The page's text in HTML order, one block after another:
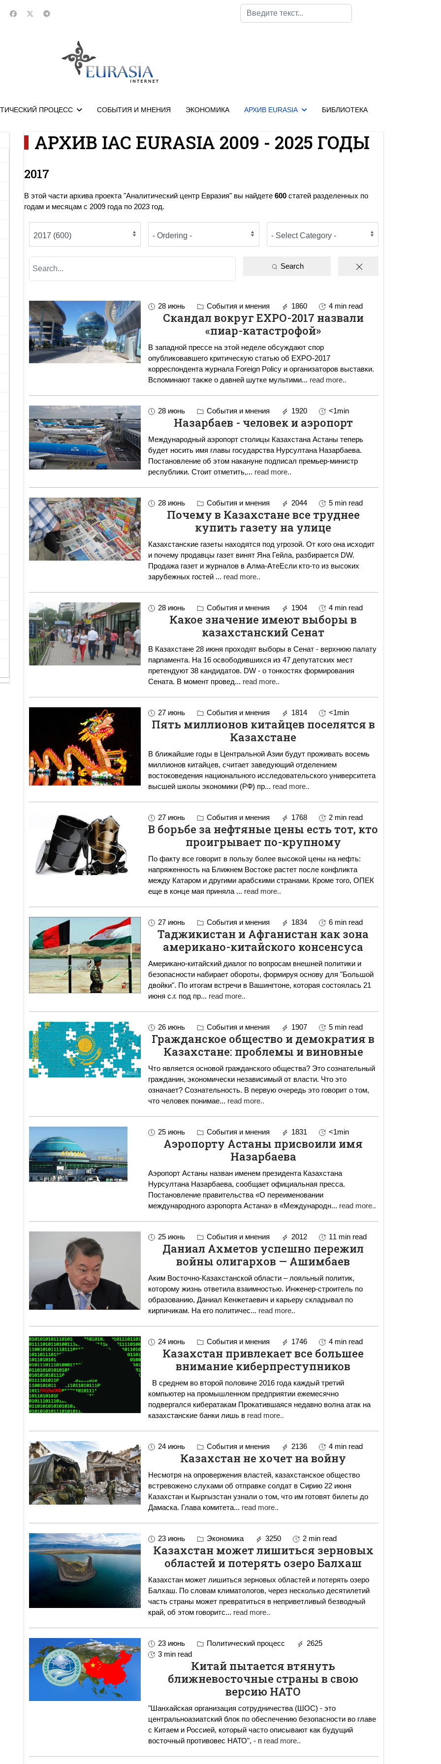
Поиск
ПРОЦЕСС СОБЫТИЯ И МНЕНИЯ ЭКОНОМИКА АРХИВ EURASIA БИБЛИОТЕКА
АРХИВ IAC EURASIA 2009 - 2025 ГОДЫ
2017
В этой части архива проекта "Аналитический центр Евразия" вы найдете 600 статей разделенных по
годам и месяцам с 2009 года по 2023 год.
Search
28 июнь События и мнения 1860 4 min read
Скандал вокруг ЕХРО-2017 назвали
«пиар-катастрофой»
В западной прессе на этой неделе обсуждают спор
опубликовавшего критическую статью об ЕХРО-2017
корреспондента журнала Foreign Policy и организаторов выставки.
Вспоминают также о давней шутке мультими... read more..
28 июнь События и мнения 1920 <1min
Назарбаев - человек и аэропорт
Международный аэропорт столицы Казахстана Астаны теперь
будет носить имя главы государства Нурсултана Назарбаева.
Постановление об этом накануне подписал премьер-министр
республики. Стоит отметить,... read more..
28 июнь События и мнения 2044 5 min read
Почему в Казахстане все труднее
купить газету на улице
Казахстанские газеты находятся под угрозой. От кого она исходит
и почему продавцы газет винят Яна Гейла, разбирается DW.
Продажа газет и журналов в Алма-АтеЕсли кто-то из высоких
зарубежных гостей ... read more..
28 июнь События и мнения 1904 4 min read
Какое значение имеют выборы в
казахстанский Сенат
В Казахстане 28 июня проходят выборы в Сенат - верхнюю палату
парламента. На 16 освободившихся из 47 депутатских мест
претендуют 38 кандидатов. DW - о тонкостях формирования
Сената. В момент провед... read more..
27 июнь События и мнения 1814 <1min
Пять миллионов китайцев поселятся в
Казахстане
В ближайшие годы в Центральной Азии будут проживать восемь
миллионов китайцев, считает заведующий отделением
востоковедения национального исследовательского университета
высшей школы экономики (РФ) пр... read more..
27 июнь События и мнения 1768 2 min read
В борьбе за нефтяные цены есть тот, кто
проигрывает по-крупному
По факту все говорит в пользу более высокой цены на нефть:
напряженность на Ближнем Востоке растет после конфликта
между Катаром и другими арабскими странами. Кроме того, ОПЕК
еще в конце мая приняла ... read more..
27 июнь События и мнения 1834 6 min read
Таджикистан и Афганистан как зона
американо-китайского консенсуса
Американо-китайский диалог по вопросам внешней политики и
безопасности набирает обороты, формируя основу для "Большой
двойки". По итогам встречи в Вашингтоне, которая состоялась 21
июня с.г. под пр... read more..
26 июнь События и мнения 1907 5 min read
Гражданское общество и демократия в
Казахстане: проблемы и виновные
Что является основой гражданского общества? Это сознательный
гражданин, экономически независимый от власти. Что это
означает? Сознательность. В первую очередь это говорит о том,
что человек понимае... read more..
25 июнь События и мнения 1831 <1min
Аэропорту Астаны присвоили имя
Назарбаева
Аэропорт Астаны назван именем президента Казахстана
Нурсултана Назарбаева, сообщает официальная пресса.
Постановление правительства «О переименовании
международного аэропорта Астана» в «Международн... read more..
25 июнь События и мнения 2012 11 min read
Даниал Ахметов успешно пережил
войны олигархов — Ашимбаев
Аким Восточно-Казахстанской области – лояльный политик,
которому жизнь ответила взаимностью. Инженер-строитель по
образованию, Даниал Кенжетаевич и карьеру складывал по
кирпичикам. На его политичес... read more..
24 июнь События и мнения 1746 4 min read
Казахстан привлекает все большее
внимание киберпреступников
В среднем во второй половине 2016 года каждый третий
компьютер на промышленном предприятии ежемесячно
подвергался кибер­атакам Прокатившаяся недавно волна атак на
казахстанские банки лишь в read more..
24 июнь События и мнения 2136 4 min read
Казахстан не хочет на войну
Несмотря на опровержения властей, казахстанское общество
встревожено слухами об отправке солдат в Сирию 22 июня
Казахстан и Кыргызстан узнали о том, что им готовят билеты до
Дамаска. Глава комитета... read more..
23 июнь Экономика 3250 2 min read
Казахстан может лишиться зерновых
областей и потерять озеро Балхаш
Казахстан может лишиться зерновых областей и потерять озеро
Балхаш. По словам климатологов, через несколько десятилетий
часть страны может превратиться в неприветливый безводный
край, об этом говоритс... read more..
23 июнь Политический процесс
2625
3 min read
Китай пытается втянуть
ближневосточные страны в свою
версию НАТО
"Шанхайская организация сотрудничества (ШОС) - это
центральноазиатский блок по обеспечению безопасности во главе
с Китаем и Россией, который часто описывают как будущий
восточный противовес НАТО", - п read more..